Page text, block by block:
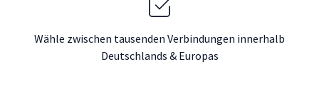
Wähle zwischen tausenden Verbindungen innerhalb
Deutschlands & Europas